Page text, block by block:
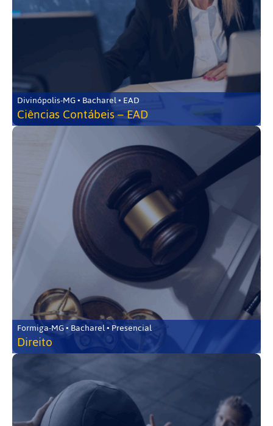
Divinópolis-MG • Bacharel • EAD
Ciências Contábeis – EAD
Formiga-MG • Bacharel • Presencial
Direito